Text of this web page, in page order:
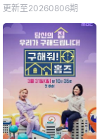
更新至20260806期